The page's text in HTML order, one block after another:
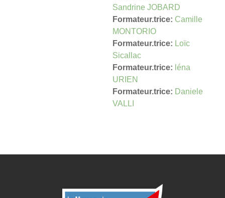
Sandrine JOBARD
Formateur.trice: Camille
MONTORIO
Formateur.trice: Loïc
Sicallac
Formateur.trice: léna
URIEN
Formateur.trice: Daniele
VALLI